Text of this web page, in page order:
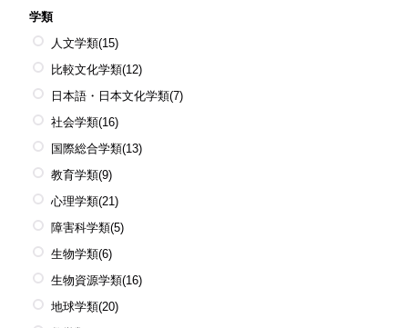
学類
人文学類(15)
比較文化学類(12)
日本語・日本文化学類(7)
社会学類(16)
国際総合学類(13)
教育学類(9)
心理学類(21)
障害科学類(5)
生物学類(6)
生物資源学類(16)
地球学類(20)